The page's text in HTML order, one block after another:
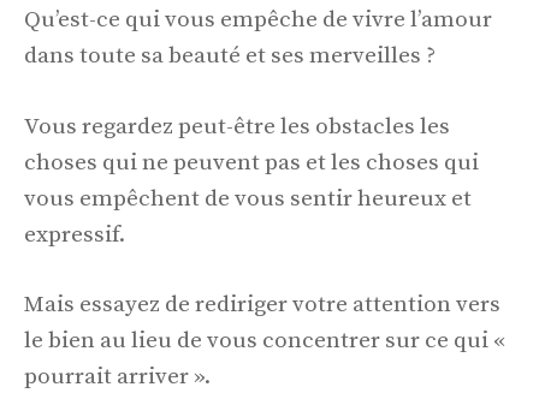
Qu’est-ce qui vous empêche de vivre l’amour
dans toute sa beauté et ses merveilles ?
Vous regardez peut-être les obstacles les
choses qui ne peuvent pas et les choses qui
vous empêchent de vous sentir heureux et
expressif.
Mais essayez de rediriger votre attention vers
le bien au lieu de vous concentrer sur ce qui «
pourrait arriver ».